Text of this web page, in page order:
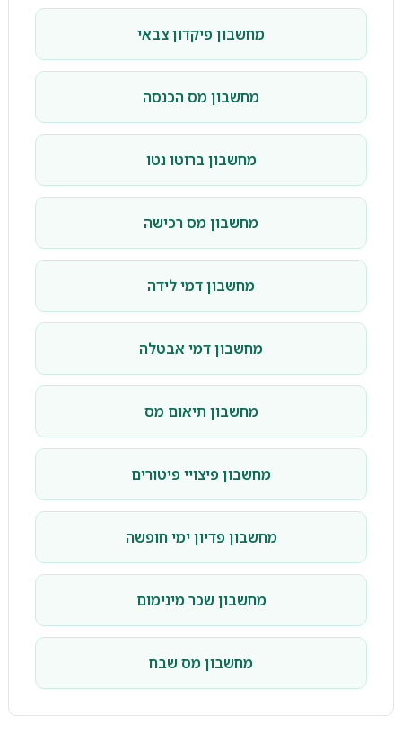
מחשבון פיקדון צבאי
מחשבון מס הכנסה
מחשבון ברוטו נטו
מחשבון מס רכישה
מחשבון דמי לידה
מחשבון דמי אבטלה
מחשבון תיאום מס
מחשבון פיצויי פיטורים
מחשבון פדיון ימי חופשה
מחשבון שכר מינימום
מחשבון מס שבח